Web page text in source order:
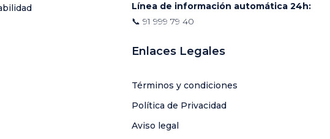
Línea de información automática 24h:
📞 91 999 79 40
Enlaces Legales
Términos y condiciones
Política de Privacidad
Aviso legal